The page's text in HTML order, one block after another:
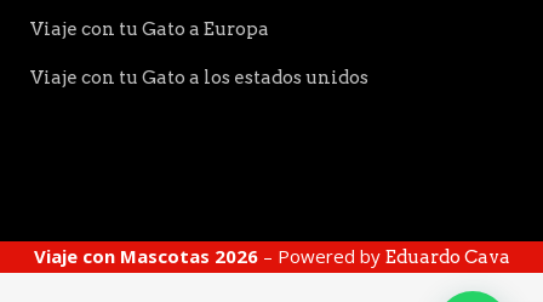
Viaje con tu Gato a Europa
Viaje con tu Gato a los estados unidos
Viaje con Mascotas 2026– Powered by Eduardo Cava